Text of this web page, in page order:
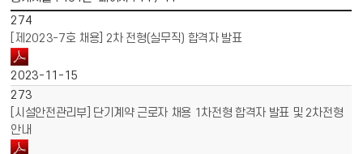
274
[제2023-7호 채용] 2차 전형(실무직) 합격자 발표
2023-11-15
273
[시설안전관리부] 단기계약 근로자 채용 1차전형 합격자 발표 및 2차전형
안내